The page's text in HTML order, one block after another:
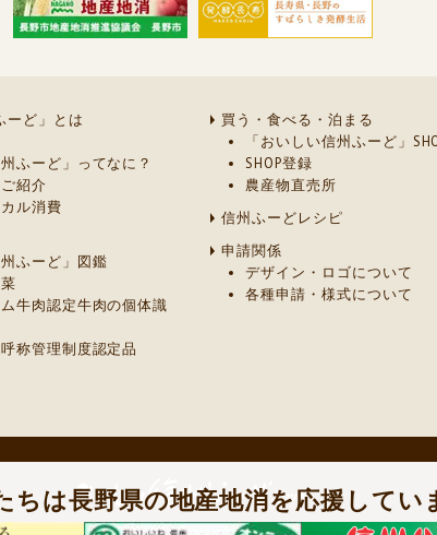
ちは長野県の地産地消を応援してい
ーど」とは
ふーど」ってなに？
紹介
ル消費
ふーど」図鑑
牛肉認定牛肉の個体識
称管理制度認定品
買う・食べる・泊まる
「おいしい信州ふーど」
SHOP登録
農産物直売所
信州ふーどレシピ
申請関係
デザイン・ロゴについて
各種申請・様式について
びご意見は、長野県 農政部 農業政策課 農産物マーケティング室ま